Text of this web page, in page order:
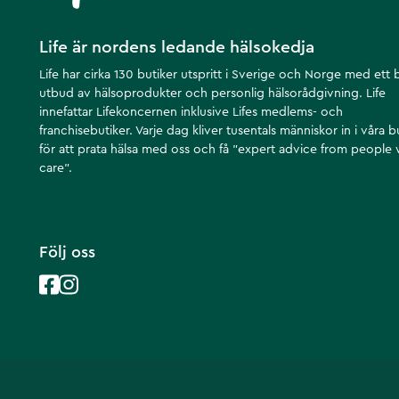
Life är nordens ledande hälsokedja
Life har cirka 130 butiker utspritt i Sverige och Norge med ett
utbud av hälsoprodukter och personlig hälsorådgivning. Life
innefattar Lifekoncernen inklusive Lifes medlems- och
franchisebutiker. Varje dag kliver tusentals människor in i våra
för att prata hälsa med oss och få ”expert advice from people
care”.
Följ oss